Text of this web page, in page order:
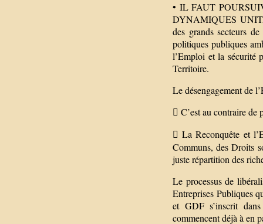
• IL FAUT
DYNAMIQUES
des grands secteurs
politiques publiques
l’Emploi et la sécurité
Territoire.
Le désengagement de
 C’est au contraire
 La Reconquête et
Communs, des Droits
juste répartition des
Le processus de
Entreprises Publiques
et GDF s’inscrit
commencent déjà à en